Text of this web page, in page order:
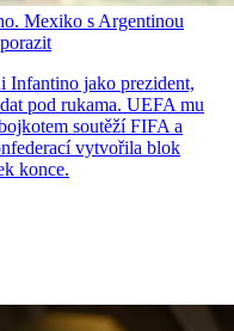
Mexiko s Argentinou
Infantino jako prezident,
pod rukama. UEFA mu
soutěží FIFA a
vytvořila blok
konce.